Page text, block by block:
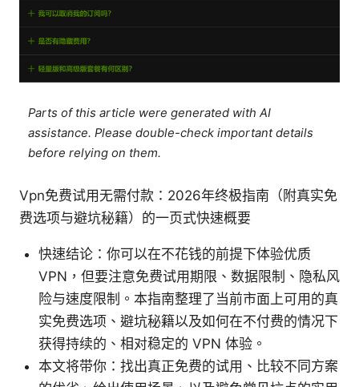
Parts of this article were generated with AI
assistance. Please double-check important details
before relying on them.
Vpn免费试用无需付款：2026年终极指南（附真实免
费选项与避坑秘籍）的一页式快速概要
快速结论：你可以在不花钱的前提下体验优质
VPN，但要注意免费试用期限、数据限制、隐私风
险与速度限制。本指南整理了当前市面上可用的真
实免费选项、避坑秘籍以及如何在不付费的情况下
获得持续的、相对稳定的 VPN 体验。
本文将带你：找出真正免费的试用、比较不同方案